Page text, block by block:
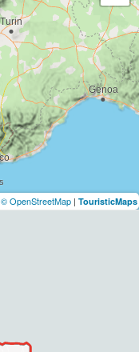
© OpenStreetMap | TouristicMaps